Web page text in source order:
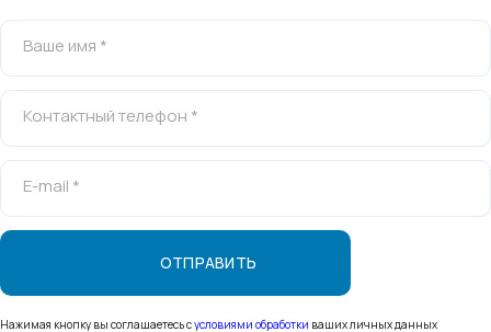
Ваше имя *
Контактный телефон *
E-mail *
Нажимая кнопку вы соглашаетесь сусловиями обработки ваших личных данных